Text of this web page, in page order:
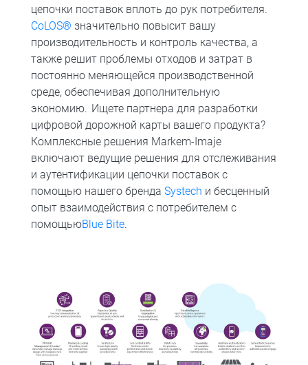
цепочки поставок вплоть до рук потребителя.
CoLOS® значительно повысит вашу
производительность и контроль качества, а
также решит проблемы отходов и затрат в
постоянно меняющейся производственной
среде, обеспечивая дополнительную
экономию. Ищете партнера для разработки
цифровой дорожной карты вашего продукта?
Комплексные решения Markem-Imaje
включают ведущие решения для отслеживания
и аутентификации цепочки поставок с
помощью нашего бренда Systech и бесценный
опыт взаимодействия с потребителем с
помощьюBlue Bite.